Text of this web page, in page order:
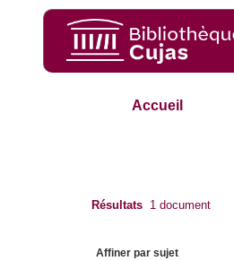
Accueil
Résultats 1 document
Affiner par sujet